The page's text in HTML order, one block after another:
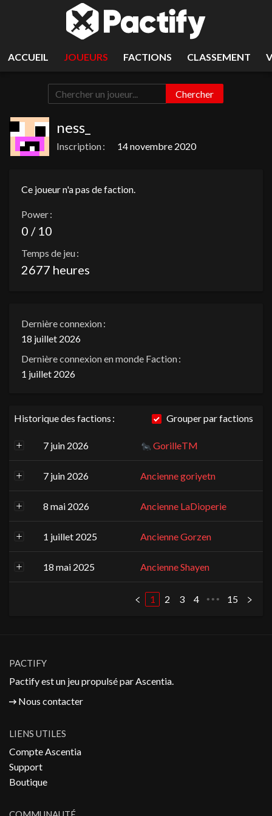
ACCUEIL JOUEURS FACTIONS CLASSEMENT
Chercher
ness_
Inscription : 14 novembre 2020
Ce joueur n'a pas de faction.
Power :
0 / 10
Temps de jeu :
2677 heures
Dernière connexion :
18 juillet 2026
Dernière connexion en monde Faction :
1 juillet 2026
Historique des factions : Grouper par factions
7 juin 2026 GorilleTM
7 juin 2026 Ancienne goriyetn
8 mai 2026 Ancienne LaDioperie
1 juillet 2025 Ancienne Gorzen
18 mai 2025 Ancienne Shayen
1 2 3 4 ••• 15
PACTIFY
Pactify est un jeu propulsé parAscentia.
Nous contacter
LIENS UTILES
Compte Ascentia
Support
Boutique